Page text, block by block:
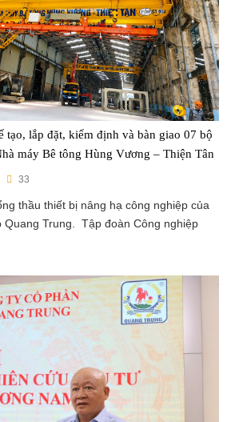
tạo, lắp đặt, kiểm định và bàn giao 07 bộ
máy Bê tông Hùng Vương – Thiện Tân
33
thầu thiết bị nâng hạ công nghiệp của
Quang Trung. Tập đoàn Công nghiệp